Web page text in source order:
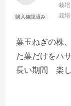
栽
栽
葉玉ねぎの株
た葉だけをハ
長い期間 楽し